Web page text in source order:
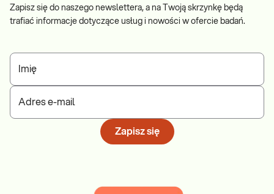
Zapisz się do naszego newslettera, a na Twoją skrzynkę będą
trafiać informacje dotyczące usług i nowości w ofercie badań.
Imię
Adres e-mail
Zapisz się